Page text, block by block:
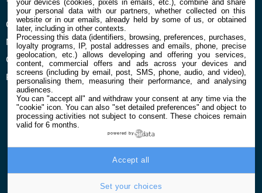
Qui sommes nous
Mentions légales et CGU
Confidentialité et Cookies
Préférences cookies
La rédaction
Contact
your devices (cookies, pixels in emails, etc.), combine and share
your personal data with our partners, whether collected on this
website or in our emails, already held by some of us, or obtained
later, including in other contexts.
Processing this data (identifiers, browsing, preferences, purchases,
loyalty programs, IP, postal addresses and emails, phone, precise
geolocation, etc.) allows developing and offering you services,
content, commercial offers and ads across your devices and
screens (including by email, post, SMS, phone, audio, and video),
personalising them, measuring their performance, and analysing
audiences.
You can "accept all" and withdraw your consent at any time via the
"cookie" icon. You can also "set detailed preferences" and object to
processing activities not subject to consent. These choices remain
valid for 6 months.
powered by
Set your choices
Accept all